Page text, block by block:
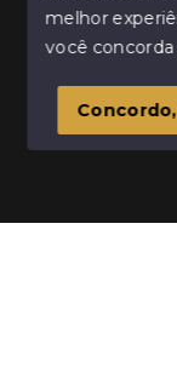
© Copyright
SITE PARA IMOBILIARIA
melhor
você